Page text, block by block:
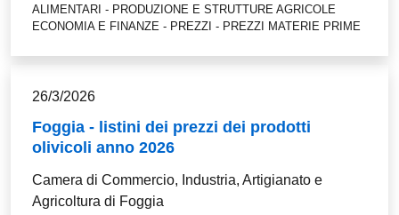
ALIMENTARI - PRODUZIONE E STRUTTURE AGRICOLE
ECONOMIA E FINANZE - PREZZI - PREZZI MATERIE PRIME
26/3/2026
Foggia - listini dei prezzi dei prodotti
olivicoli anno 2026
Camera di Commercio, Industria, Artigianato e
Agricoltura di Foggia